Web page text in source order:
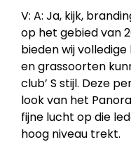
V: A: Ja, kijk,
op het gebied van
bieden wij
en grassoorten
club’ S stijl. Deze
look van het
fijne lucht op die
hoog niveau trekt.